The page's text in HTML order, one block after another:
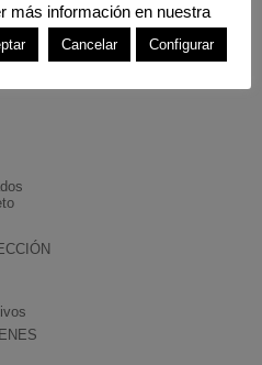
más información en nuestra
Cancelar Configurar